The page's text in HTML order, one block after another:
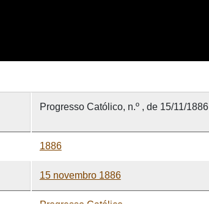
Progresso Católico, n.º , de 15/11/1886
1886
15 novembro 1886
Progresso Católico